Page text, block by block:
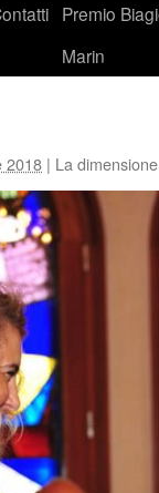
Premio
Marin
2018 | La